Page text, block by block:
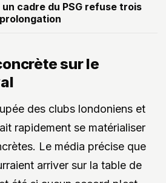
cadre du PSG refuse trois
sur le
des clubs londoniens et
rapidement se matérialiser
Le média précise que
arriver sur la table de